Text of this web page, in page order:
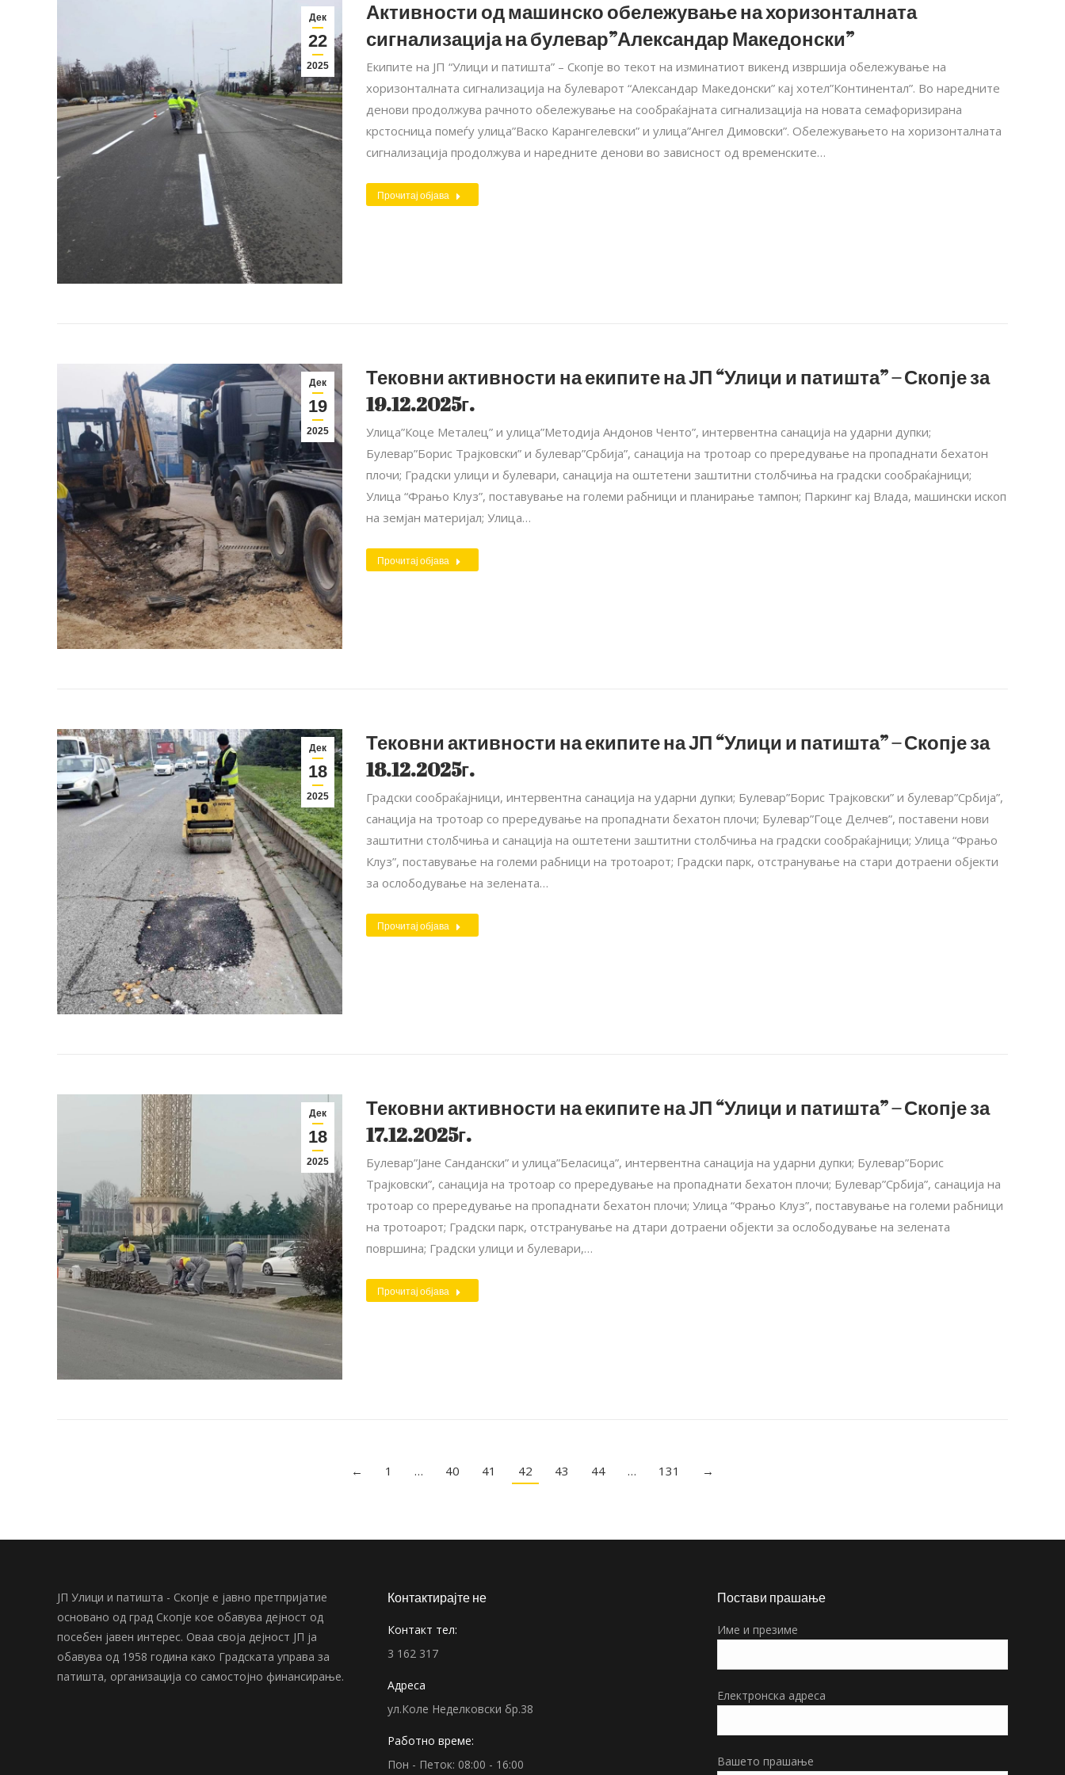
Дек
22
2025
Активности од машинско обележување на хоризонталната
сигнализација на булевар”Александар Македонски”
Екипите на ЈП “Улици и патишта” – Скопје во текот на изминатиот викенд извршија обележување на
хоризонталната сигнализација на булеварот “Александар Македонски” кај хотел”Континентал”. Во наредните
денови продолжува рачното обележување на сообраќајната сигнализација на новата семафоризирана
крстосница помеѓу улица”Васко Карангелевски” и улица”Ангел Димовски”. Обележувањето на хоризонталната
сигнализација продолжува и наредните денови во зависност од временските…
Прочитај објава
Дек
19
2025
Тековни активности на екипите на ЈП “Улици и патишта” – Скопје за
19.12.2025г.
Улица”Коце Металец” и улица”Методија Андонов Ченто”, интервентна санација на ударни дупки;
Булевар”Борис Трајковски” и булевар”Србија”, санација на тротоар со прередување на пропаднати бехатон
плочи; Градски улици и булевари, санација на оштетени заштитни столбчиња на градски сообраќајници;
Улица “Фрањо Клуз”, поставување на големи рабници и планирање тампон; Паркинг кај Влада, машински ископ
на земјан материјал; Улица…
Прочитај објава
Дек
18
2025
Тековни активности на екипите на ЈП “Улици и патишта” – Скопје за
18.12.2025г.
Градски сообраќајници, интервентна санација на ударни дупки; Булевар”Борис Трајковски” и булевар”Србија”,
санација на тротоар со прередување на пропаднати бехатон плочи; Булевар”Гоце Делчев”, поставени нови
заштитни столбчиња и санација на оштетени заштитни столбчиња на градски сообраќајници; Улица “Фрањо
Клуз”, поставување на големи рабници на тротоарот; Градски парк, отстранување на стари дотраени објекти
за ослободување на зелената…
Прочитај објава
Дек
18
2025
Тековни активности на екипите на ЈП “Улици и патишта” – Скопје за
17.12.2025г.
Булевар”Јане Сандански” и улица”Беласица”, интервентна санација на ударни дупки; Булевар”Борис
Трајковски”, санација на тротоар со прередување на пропаднати бехатон плочи; Булевар”Србија”, санација на
тротоар со прередување на пропаднати бехатон плочи; Улица “Фрањо Клуз”, поставување на големи рабници
на тротоарот; Градски парк, отстранување на дтари дотраени објекти за ослободување на зелената
површина; Градски улици и булевари,…
Прочитај објава
← 1 … 40 41 42 43 44 … 131 →
ЈП Улици и патишта - Скопје е јавно претпријатие
основано од град Скопје кое обавува дејност од
посебен јавен интерес. Оваа своја дејност ЈП ја
обавува од 1958 година како Градската управа за
патишта, организација со самостојно финансирање.
Контактирајте не
Контакт тел:
3 162 317
Адреса
ул.Коле Неделковски бр.38
Работно време:
Пон - Петок: 08:00 - 16:00
Постави прашање
Име и презиме
Електронска адреса
Вашето прашање